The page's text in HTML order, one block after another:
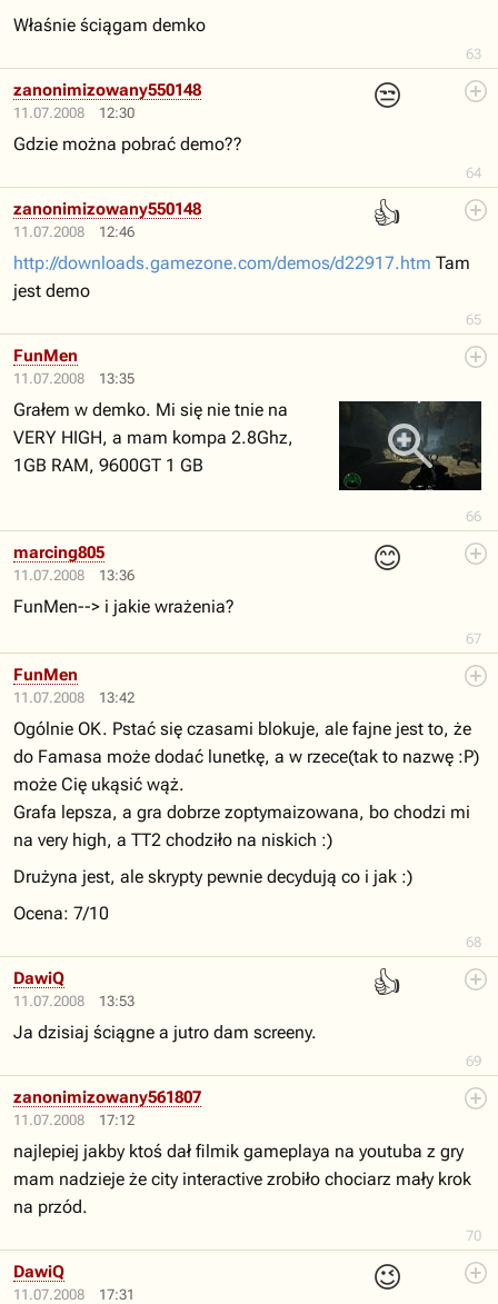
63
Właśnie ściągam demko
11.07.2008 12:30
😒
64
zanonimizowany550148
Gdzie można pobrać demo??
11.07.2008 12:46
👍
65
zanonimizowany550148
http://downloads.gamezone.com/demos/d22917.htm Tam
jest demo
11.07.2008 13:35
66
FunMen
Grałem w demko. Mi się nie tnie na
VERY HIGH, a mam kompa 2.8Ghz,
1GB RAM, 9600GT 1 GB
11.07.2008 13:36
😊
67
marcing805
FunMen--> i jakie wrażenia?
11.07.2008 13:42
68
FunMen
Ogólnie OK. Pstać się czasami blokuje, ale fajne jest to, że
do Famasa może dodać lunetkę, a w rzece(tak to nazwę :P)
może Cię ukąsić wąż.
Grafa lepsza, a gra dobrze zoptymaizowana, bo chodzi mi
na very high, a TT2 chodziło na niskich :)
Drużyna jest, ale skrypty pewnie decydują co i jak :)
Ocena: 7/10
11.07.2008 13:53
👍
69
DawiQ
Ja dzisiaj ściągne a jutro dam screeny.
11.07.2008 17:12
70
zanonimizowany561807
najlepiej jakby ktoś dał filmik gameplaya na youtuba z gry
mam nadzieje że city interactive zrobiło chociarz mały krok
na przód.
11.07.2008 17:31
😉
DawiQ